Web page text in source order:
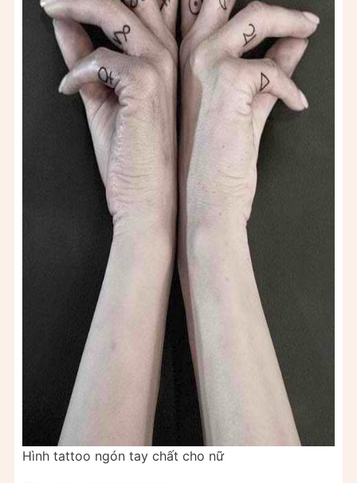
Hình tattoo ngón tay chất cho nữ